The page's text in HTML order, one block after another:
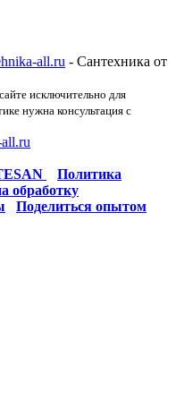
all.ru - Сантехника от
исключительно для
нужна консультация с
Политика
обработку
Поделиться опытом